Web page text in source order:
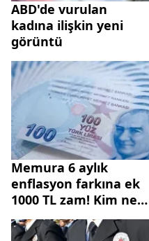
ABD'de vurulan
kadına ilişkin yeni
görüntü
Memura 6 aylık
enflasyon farkına ek
1000 TL zam! Kim ne
kadar alacak?
Hemşire, polis